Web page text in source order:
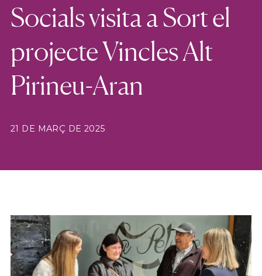
Socials visita a Sort el
projecte Vincles Alt
Pirineu-Aran
21 DE MARÇ DE 2025